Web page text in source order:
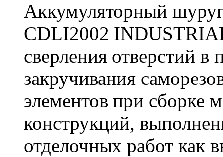
Аккумуляторный
CDLI2002
сверления отверстий в
закручивания
элементов при сборке
конструкций,
отделочных работ как